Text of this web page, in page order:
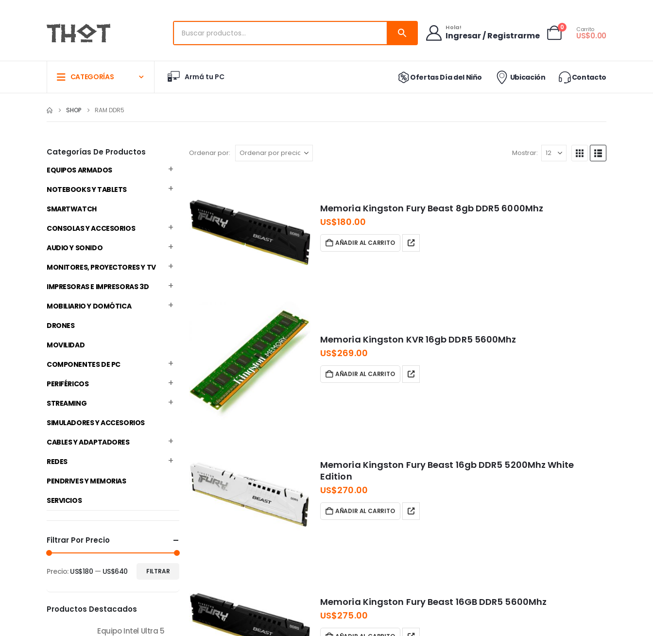
Hola!
Ingresar / Registrarme
0 Carrito
US$0.00
CATEGORÍAS Armá tu PC Ofertas Día del Niño Ubicación Contacto
SHOP RAM DDR5
Ordenar por: Mostrar:
Memoria Kingston Fury Beast 8gb DDR5 6000Mhz
US$180.00
AÑADIR AL CARRITO
Memoria Kingston KVR 16gb DDR5 5600Mhz
US$269.00
AÑADIR AL CARRITO
Memoria Kingston Fury Beast 16gb DDR5 5200Mhz White
Edition
US$270.00
AÑADIR AL CARRITO
Memoria Kingston Fury Beast 16GB DDR5 5600Mhz
US$275.00
Categorías De Productos
EQUIPOS ARMADOS
NOTEBOOKS Y TABLETS
SMARTWATCH
CONSOLAS Y ACCESORIOS
AUDIO Y SONIDO
MONITORES, PROYECTORES Y TV
IMPRESORAS E IMPRESORAS 3D
MOBILIARIO Y DOMÓTICA
DRONES
MOVILIDAD
COMPONENTES DE PC
PERIFÉRICOS
STREAMING
SIMULADORES Y ACCESORIOS
CABLES Y ADAPTADORES
REDES
PENDRIVES Y MEMORIAS
SERVICIOS
Filtrar Por Precio
mínimo
máximo
FILTRAR
Precio: US$180 — US$640
Productos Destacados
Equipo Intel Ultra 5